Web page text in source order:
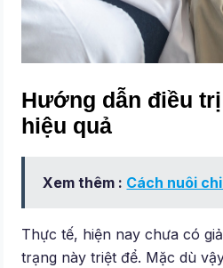
Hướng dẫn điều
hiệu quả
Xem thêm : Cách nuôi
Thực tế, hiện nay chưa có
trạng này triệt để. Mặc dù